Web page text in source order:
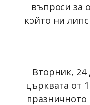
въпроси за
който ни
Вторник,
църквата от
празничното